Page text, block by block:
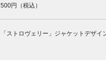
500円（税込）